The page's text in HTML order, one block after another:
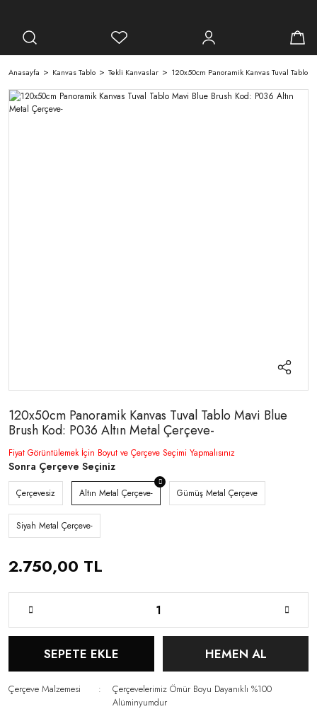
Anasayfa Kanvas Tablo Tekli Kanvaslar 120x50cm Panoramik Kanvas Tuval Tablo
120x50cm Panoramik Kanvas Tuval Tablo Mavi Blue
Brush Kod: P036 Altın Metal Çerçeve-
Fiyat Görüntülemek İçin Boyut ve Çerçeve Seçimi Yapmalısınız
Sonra Çerçeve Seçiniz
Çerçevesiz Altın Metal Çerçeve- Gümüş Metal Çerçeve
Siyah Metal Çerçeve-
2.750,00 TL
SEPETE EKLE HEMEN AL
Çerçeve Malzemesi
Çerçevelerimiz Ömür Boyu Dayanıklı %100
Alüminyumdur